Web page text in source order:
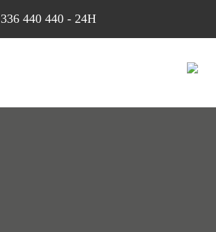
336 440 440 - 24H